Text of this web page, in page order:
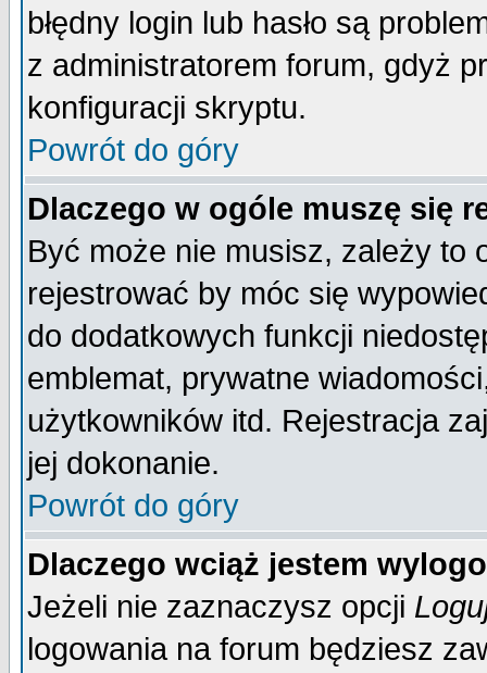
błędny login lub hasło są
z administratorem forum, gdyż
konfiguracji skryptu.
Powrót do góry
Dlaczego w ogóle muszę się
Być może nie musisz, zależy to
rejestrować by móc się
do dodatkowych funkcji
emblemat, prywatne
użytkowników itd. Rejestracja
jej dokonanie.
Powrót do góry
Dlaczego wciąż jestem
Jeżeli nie zaznaczysz opcji
logowania na forum będziesz